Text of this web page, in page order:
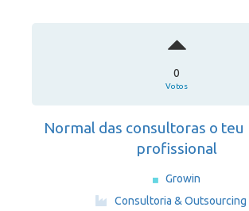
0
Votos
Normal das consultoras o
profissional
Growin
·
Consultoria & Outsourcing